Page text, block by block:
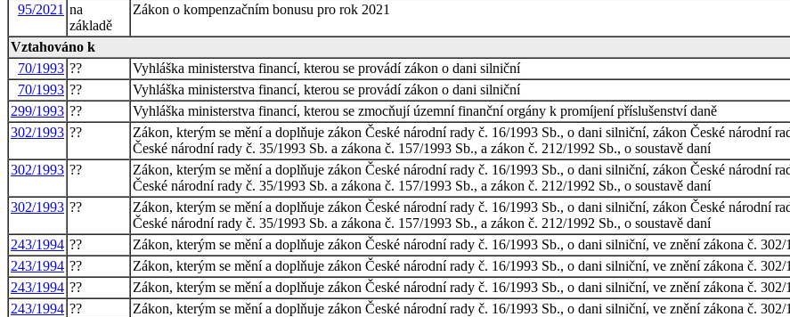
95/2021 na
základě
Zákon o kompenzačním bonusu pro rok 2021
Vztahováno k
70/1993 ??
Vyhláška ministerstva financí, kterou se provádí zákon o dani silniční
70/1993 ??
Vyhláška ministerstva financí, kterou se provádí zákon o dani silniční
299/1993 ??
Vyhláška ministerstva financí, kterou se zmocňují územní finanční orgány k promíjení příslušenství daně
302/1993 ??
Zákon, kterým se mění a doplňuje zákon České národní rady č. 16/1993 Sb., o dani silniční, zákon České národní
České národní rady č. 35/1993 Sb. a zákona č. 157/1993 Sb., a zákon č. 212/1992 Sb., o soustavě daní
302/1993 ??
Zákon, kterým se mění a doplňuje zákon České národní rady č. 16/1993 Sb., o dani silniční, zákon České národní
České národní rady č. 35/1993 Sb. a zákona č. 157/1993 Sb., a zákon č. 212/1992 Sb., o soustavě daní
302/1993 ??
Zákon, kterým se mění a doplňuje zákon České národní rady č. 16/1993 Sb., o dani silniční, zákon České národní
České národní rady č. 35/1993 Sb. a zákona č. 157/1993 Sb., a zákon č. 212/1992 Sb., o soustavě daní
243/1994 ??
Zákon, kterým se mění a doplňuje zákon České národní rady č. 16/1993 Sb., o dani silniční, ve znění zákona č. 302/
243/1994 ??
Zákon, kterým se mění a doplňuje zákon České národní rady č. 16/1993 Sb., o dani silniční, ve znění zákona č. 302/
243/1994 ??
Zákon, kterým se mění a doplňuje zákon České národní rady č. 16/1993 Sb., o dani silniční, ve znění zákona č. 302/
243/1994 ??
Zákon, kterým se mění a doplňuje zákon České národní rady č. 16/1993 Sb., o dani silniční, ve znění zákona č. 302/